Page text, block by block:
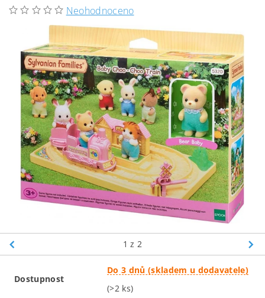
Neohodnoceno
1 z 2
Dostupnost
Do 3 dnů (skladem u dodavatele)
(>2 ks)